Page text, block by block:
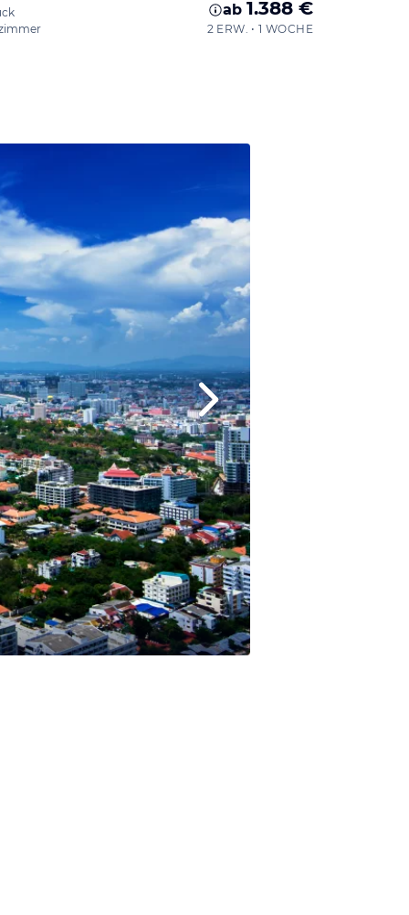
ab 1.388 €
2 ERW. • 1 WOCHE